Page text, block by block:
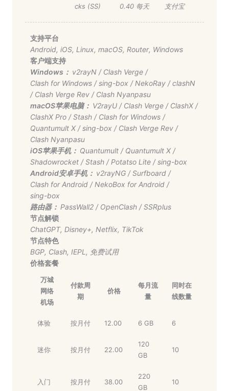
cks (SS)
0.40 每天
支付宝
支持平台
Android, iOS, Linux, macOS, Router, Windows
客户端支持
Windows： v2rayN/ Clash Verge/
Clash for Windows/sing-box/ NekoRay/clashN
/ Clash Verge Rev/ Clash Nyanpasu
macOS苹果电脑： V2rayU/ Clash Verge/ ClashX/
ClashX Pro/Stash/ Clash for Windows/
Quantumult X/sing-box/ Clash Verge Rev/
Clash Nyanpasu
iOS苹果手机： Quantumult/ Quantumult X/
Shadowrocket/Stash/ Potatso Lite/sing-box
Android安卓手机： v2rayNG/Surfboard/
Clash for Android/ NekoBox for Android/
sing-box
路由器： PassWall2/ OpenClash/SSRplus
节点解锁
ChatGPT, Disney+, Netflix, TikTok
节点特色
BGP, Clash, IEPL , 免费试用
价格套餐
万城
网络
机场
付款周
期
价格
每月流
量
同时在
线数量
体验 按月付 12.00 6 GB 6
迷你 按月付 22.00
120
GB
10
入门 按月付 38.00
220
GB
10